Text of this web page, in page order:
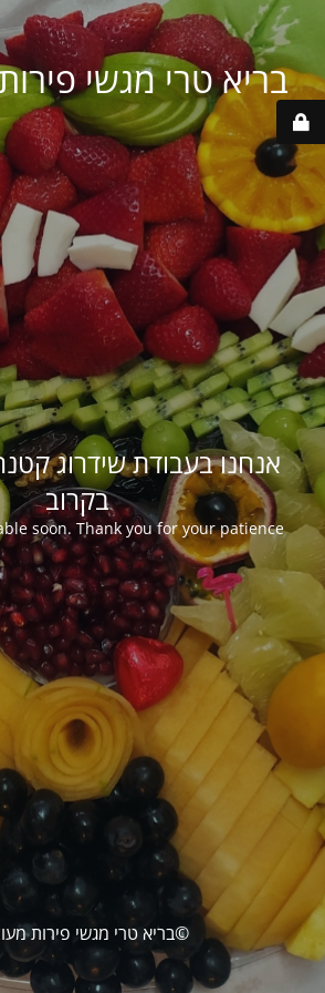
בריא טרי מגשי
אנחנו בעבודת שידרוג
בקרוב
soon. Thank you for your patience!
©בריא טרי מגשי פירות